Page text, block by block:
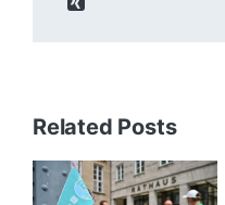
Related Posts